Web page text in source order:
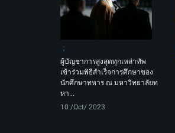
ผู้บัญชาการสูงสุดทุกเหล่าทัพ
เข้าร่วมพิธีสำเร็จการศึกษาของ
นักศึกษาทหาร ณ มหาวิทยาลัยท
หา...
10 /Oct/ 2023